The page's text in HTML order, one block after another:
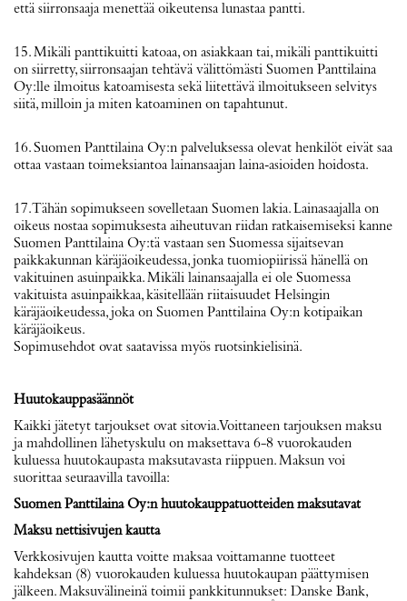
että siirronsaaja menettää oikeutensa lunastaa pantti.
15. Mikäli panttikuitti katoaa, on asiakkaan tai, mikäli panttikuitti
on siirretty, siirronsaajan tehtävä välittömästi Suomen Panttilaina
Oy:lle ilmoitus katoamisesta sekä liitettävä ilmoitukseen selvitys
siitä, milloin ja miten katoaminen on tapahtunut.
16. Suomen Panttilaina Oy:n palveluksessa olevat henkilöt eivät saa
ottaa vastaan toimeksiantoa lainansaajan laina‐asioiden hoidosta.
17. Tähän sopimukseen sovelletaan Suomen lakia. Lainasaajalla on
oikeus nostaa sopimuksesta aiheutuvan riidan ratkaisemiseksi kanne
Suomen Panttilaina Oy:tä vastaan sen Suomessa sijaitsevan
paikkakunnan käräjäoikeudessa, jonka tuomiopiirissä hänellä on
vakituinen asuinpaikka. Mikäli lainansaajalla ei ole Suomessa
vakituista asuinpaikkaa, käsitellään riitaisuudet Helsingin
käräjäoikeudessa, joka on Suomen Panttilaina Oy:n kotipaikan
käräjäoikeus.
Sopimusehdot ovat saatavissa myös ruotsinkielisinä.
Huutokauppasäännöt
Kaikki jätetyt tarjoukset ovat sitovia. Voittaneen tarjouksen maksu
ja mahdollinen lähetyskulu on maksettava 6-8 vuorokauden
kuluessa huutokaupasta maksutavasta riippuen. Maksun voi
suorittaa seuraavilla tavoilla:
Suomen Panttilaina Oy:n huutokauppatuotteiden maksutavat
Maksu nettisivujen kautta
Verkkosivujen kautta voitte maksaa voittamanne tuotteet
kahdeksan (8) vuorokauden kuluessa huutokaupan päättymisen
jälkeen. Maksuvälineinä toimii pankkitunnukset: Danske Bank,